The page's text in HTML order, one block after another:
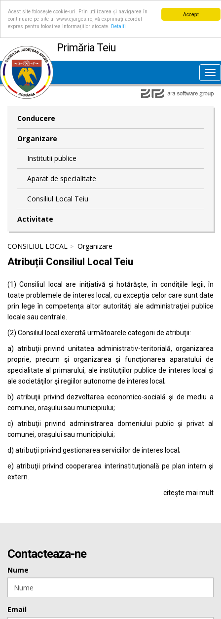
Accept
Acest site folosește cookie-uri. Prin utilizarea și navigarea în
continuare pe site-ul www.cjarges.ro, vă exprimați acordul
expres pentru folosirea informațiilor stocate.
Detalii
Primăria Teiu
Conducere
Organizare
Institutii publice
Aparat de specialitate
Consiliul Local Teiu
Activitate
CONSILIUL LOCAL Organizare
Atribuții Consiliul Local Teiu
(1) Consiliul local are iniţiativă şi hotărăşte, în condiţiile legii, în
toate problemele de interes local, cu excepţia celor care sunt date
prin lege în competenţa altor autorităţi ale administraţiei publice
locale sau centrale.
(2) Consiliul local exercită următoarele categorii de atribuţii:
a) atribuţii privind unitatea administrativ-teritorială, organizarea
proprie, precum şi organizarea şi funcţionarea aparatului de
specialitate al primarului, ale instituţiilor publice de interes local şi
ale societăţilor şi regiilor autonome de interes local;
b) atribuţii privind dezvoltarea economico-socială şi de mediu a
comunei, oraşului sau municipiului;
c) atribuţii privind administrarea domeniului public şi privat al
comunei, oraşului sau municipiului;
d) atribuţii privind gestionarea serviciilor de interes local;
e) atribuţii privind cooperarea interinstituţională pe plan intern şi
extern.
citește mai mult
Contacteaza-ne
Nume
Email